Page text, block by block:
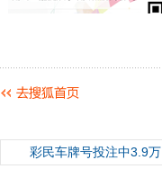
彩民车牌号投注中3.9万